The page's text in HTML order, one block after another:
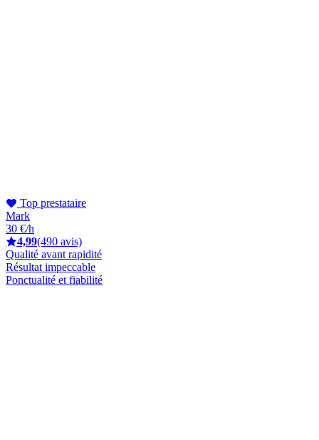
Top prestataire
Mark
30 €/h
4,99(490 avis)
Qualité avant rapidité
Résultat impeccable
Ponctualité et fiabilité